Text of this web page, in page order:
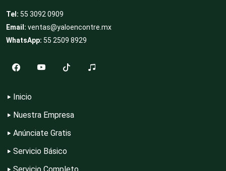
Artículos Deportivos
Artículos para el Hogar
Tel: 55 3092 0909
Email: ventas@yaloencontre.mx
WhatsApp: 55 2509 8929
Inicio
Nuestra Empresa
Anúnciate Gratis
Servicio Básico
Servicio Completo